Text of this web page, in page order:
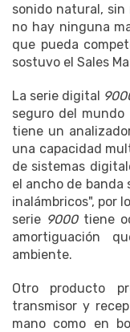
sonido natural,
no hay ninguna
que pueda
sostuvo el Sales
La serie digital
seguro del
tiene un
una capacidad
de sistemas
el ancho de banda
inalámbricos", por
serie 9000 tiene
amortiguación
ambiente.
Otro producto
transmisor y
mano como en